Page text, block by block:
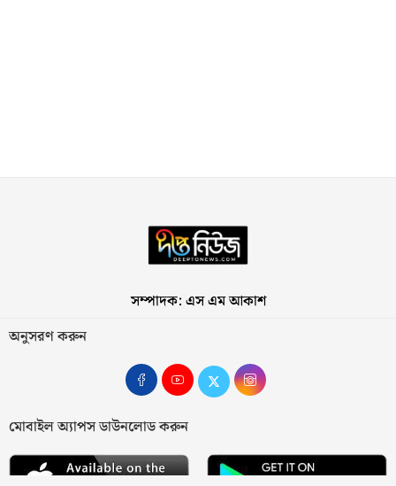
সম্পাদক: এস এম আকাশ
অনুসরণ করুন
মোবাইল অ্যাপস ডাউনলোড করুন